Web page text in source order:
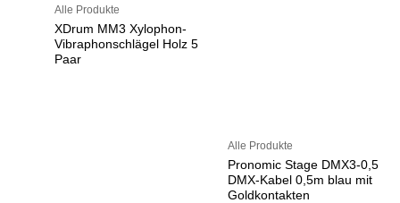
Alle Produkte
XDrum MM3 Xylophon-
Vibraphonschlägel Holz 5
Paar
Alle Produkte
Pronomic Stage DMX3-0,5
DMX-Kabel 0,5m blau mit
Goldkontakten